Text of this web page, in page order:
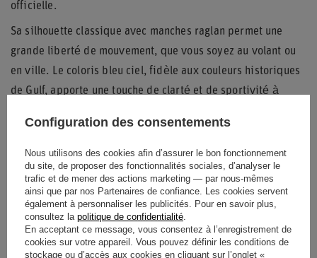
officielle.
Sa silhouette classique avec manches raglan permet une
grande liberté de mouvement, que vous soyez au volant ou
en ville. Le coloris bleu ciel, fidèle aux couleurs historiques
de Gulf, apporte une touche de clarté et de sportivité à
Entité responsable de ce
produit dans l'UE
SPARCO
S.P.A.
Lire la suite
État Nouveaux produits
Genre Mâle
Configuration des consentements
Nous utilisons des cookies afin d’assurer le bon fonctionnement
du site, de proposer des fonctionnalités sociales, d’analyser le
trafic et de mener des actions marketing — par nous-mêmes
ainsi que par nos Partenaires de confiance. Les cookies servent
également à personnaliser les publicités. Pour en savoir plus,
consultez la politique de confidentialité.
En acceptant ce message, vous consentez à l’enregistrement de
cookies sur votre appareil. Vous pouvez définir les conditions de
stockage ou d’accès aux cookies en cliquant sur l’onglet «